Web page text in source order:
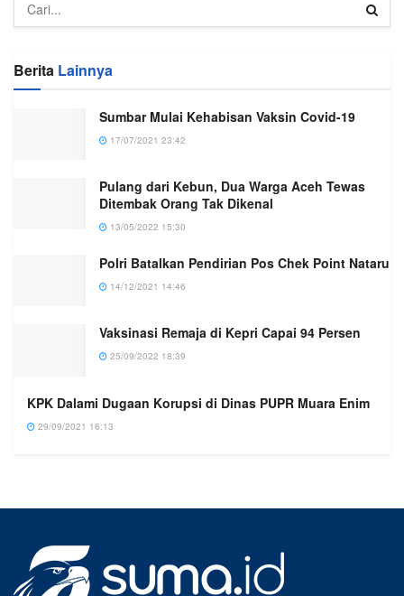
Berita Lainnya
Sumbar Mulai Kehabisan Vaksin Covid-19
17/07/2021 23:42
Pulang dari Kebun, Dua Warga Aceh Tewas
Ditembak Orang Tak Dikenal
13/05/2022 15:30
Polri Batalkan Pendirian Pos Chek Point Nataru
14/12/2021 14:46
Vaksinasi Remaja di Kepri Capai 94 Persen
25/09/2022 18:39
KPK Dalami Dugaan Korupsi di Dinas PUPR Muara Enim
29/09/2021 16:13